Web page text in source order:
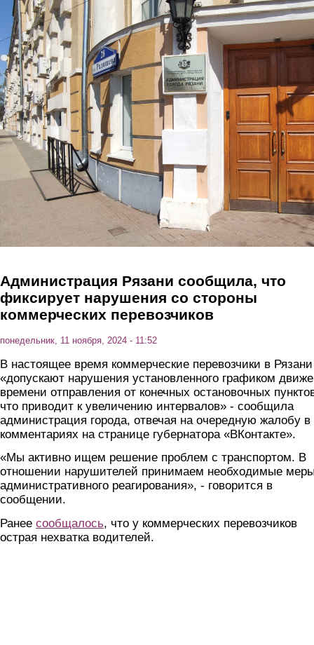
Перейти к основному содержанию
Администрация Рязани сообщила, что
фиксирует нарушения со стороны
коммерческих перевозчиков
понедельник, 11 ноября, 2024 - 11:52
В настоящее время коммерческие перевозчики в Рязани
«допускают нарушения установленного графиком
времени отправления от конечных остановочных
что приводит к увеличению интервалов» - сообщила
администрация города, отвечая на очередную жалобу в
комментариях на странице губернатора «ВКонтакте».
«Мы активно ищем решение проблем с транспортом. В
отношении нарушителей принимаем необходимые
административного реагирования», - говорится в
сообщении.
Ранее сообщалось, что у коммерческих перевозчиков
острая нехватка водителей.